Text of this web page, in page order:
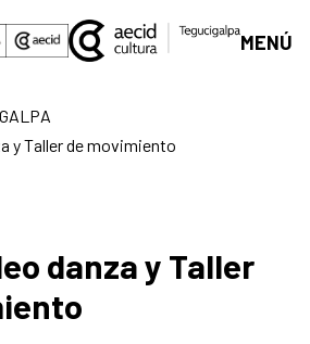
MENÚ
y Taller de movimiento
danza y Taller